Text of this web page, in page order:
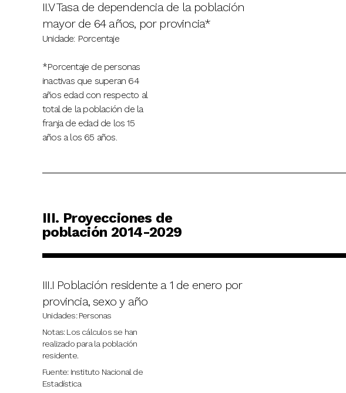
II.V Tasa de dependencia de la población
mayor de 64 años, por provincia*
Unidade: Porcentaje
*Porcentaje de personas
inactivas que superan 64
años edad con respecto al
total de la población de la
franja de edad de los 15
años a los 65 años.
III. Proyecciones de
población 2014-2029
III.I Población residente a 1 de enero por
provincia, sexo y año
Unidades: Personas
Notas: Los cálculos se han
realizado para la población
residente.
Fuente: Instituto Nacional de
Estadística